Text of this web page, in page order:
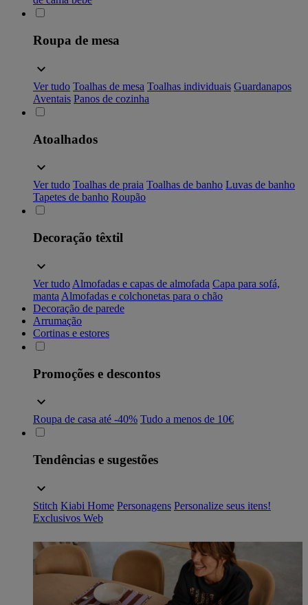
Roupa de mesa
Ver tudo Toalhas de mesa Toalhas individuais Guardanapos
Aventais Panos de cozinha
Atoalhados
Ver tudo Toalhas de praia Toalhas de banho Luvas de banho
Tapetes de banho Roupão
Decoração têxtil
Ver tudo Almofadas e capas de almofada Capa para sofá,
manta Almofadas e colchonetas para o chão
Decoração de parede
Arrumação
Cortinas e estores
Promoções e descontos
Roupa de casa até -40% Tudo a menos de 10€
Tendências e sugestões
Stitch Kiabi Home Personagens Personalize seus itens!
Exclusivos Web